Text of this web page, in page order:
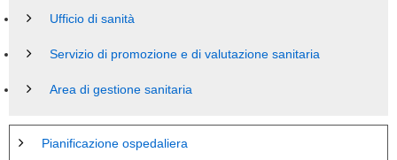
Ufficio di sanità
Servizio di promozione e di valutazione sanitaria
Area di gestione sanitaria
Pianificazione ospedaliera